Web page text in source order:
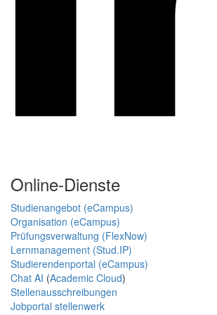
Online-Dienste
Studienangebot (eCampus)
Organisation (eCampus)
Prüfungsverwaltung (FlexNow)
Lernmanagement (Stud.IP)
Studierendenportal (eCampus)
Chat AI (Academic Cloud)
Stellenausschreibungen
Jobportal stellenwerk